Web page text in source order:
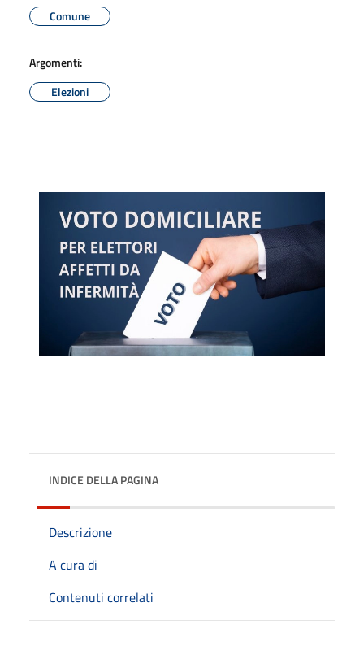
Comune
Argomenti:
Elezioni
INDICE DELLA PAGINA
Descrizione
A cura di
Contenuti correlati